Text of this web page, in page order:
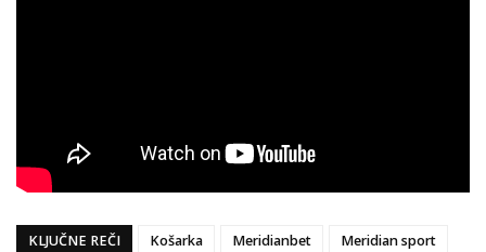
KLJUČNE REČI Košarka Meridianbet
Meridian sport